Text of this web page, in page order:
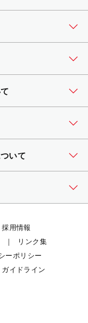
いて
採用情報
リンク集
ーポリシー
イドライン